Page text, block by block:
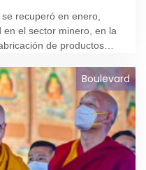
recuperó en enero,
el sector minero, en la
de productos
Boulevard